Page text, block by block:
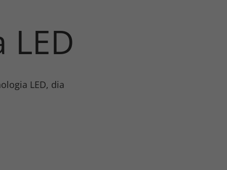
Certificati
Scopri di più
LED
LED, dia